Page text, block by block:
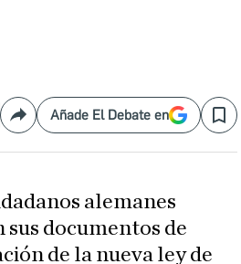
CompartirAñade El Debate en Save
alemanes
documentos de
de la nueva ley de